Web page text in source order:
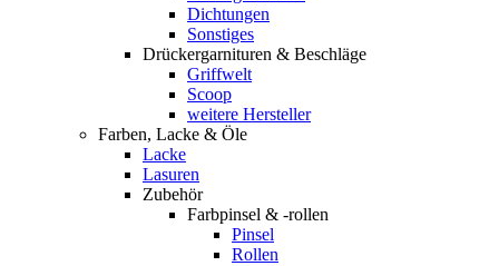
Dichtungen
Sonstiges
Drückergarnituren & Beschläge
Griffwelt
Scoop
weitere Hersteller
Farben, Lacke & Öle
Lacke
Lasuren
Zubehör
Farbpinsel & -rollen
Pinsel
Rollen